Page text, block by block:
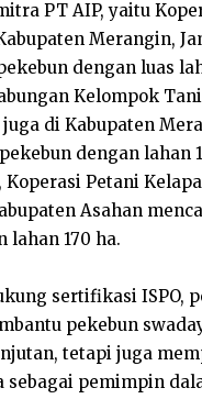
PT AIP, yaitu
Merangin,
dengan luas
Kelompok
di Kabupaten
dengan lahan
Koperasi Petani
Asahan
lahan 170 ha.
sertifikasi ISPO,
pekebun
tetapi juga
sebagai pemimpin